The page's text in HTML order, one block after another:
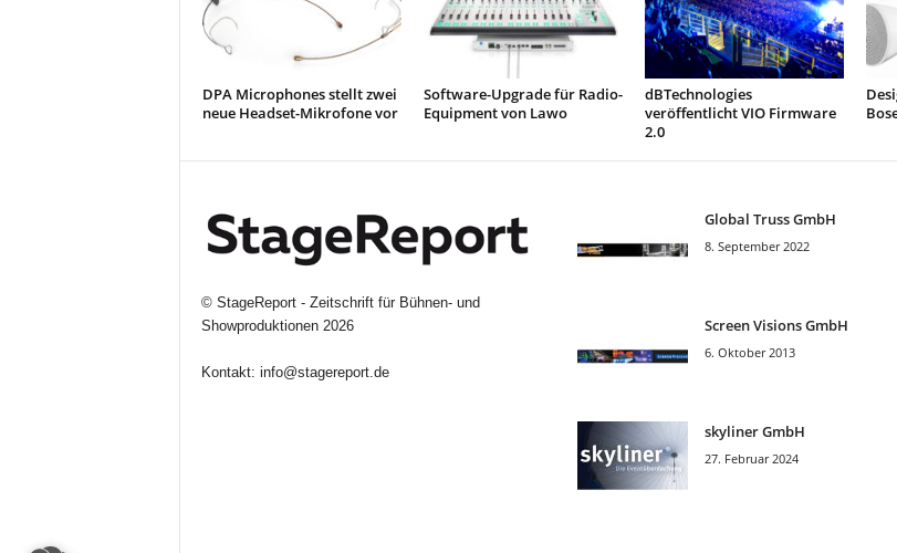
DPA Microphones stellt zwei
neue Headset-Mikrofone vor
Software-Upgrade für Radio-
Equipment von Lawo
dBTechnologies
veröffentlicht VIO Firmware
2.0
© StageReport - Zeitschrift für Bühnen- und
Showproduktionen2026
Kontakt: info@stagereport.de
Global Truss GmbH
8. September 2022
Screen Visions GmbH
6. Oktober 2013
skyliner GmbH
27. Februar 2024